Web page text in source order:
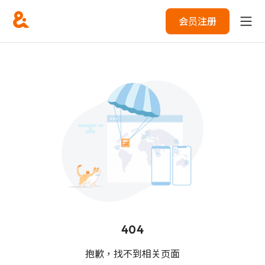
会员注册
404
抱歉，找不到相关页面